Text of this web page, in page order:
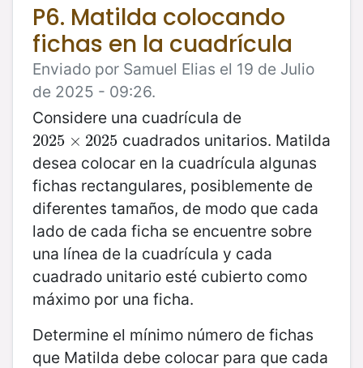
P6. Matilda colocando
fichas en la cuadrícula
Enviado por Samuel Elias el 19 de Julio
de 2025 - 09:26.
Considere una cuadrícula de
2025 × 2025
2025 × 2025 cuadrados unitarios. Matilda
desea colocar en la cuadrícula algunas
fichas rectangulares, posiblemente de
diferentes tamaños, de modo que cada
lado de cada ficha se encuentre sobre
una línea de la cuadrícula y cada
cuadrado unitario esté cubierto como
máximo por una ficha.
Determine el mínimo número de fichas
que Matilda debe colocar para que cada